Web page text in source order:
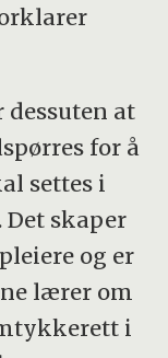
at
for å
settes i
skaper
og er
lærer om
i